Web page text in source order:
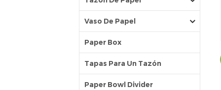
Vaso De Papel
Paper Box
Tapas Para Un Tazón
Paper Bowl Divider